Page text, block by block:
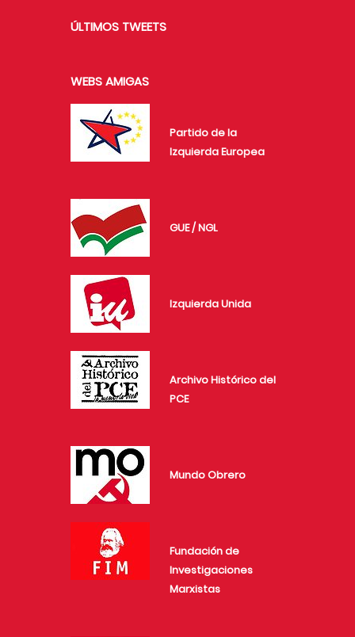
ÚLTIMOS TWEETS
WEBS AMIGAS
Partido de la
Izquierda Europea
GUE / NGL
Izquierda Unida
Archivo Histórico del
PCE
Mundo Obrero
Fundación de
Investigaciones
Marxistas